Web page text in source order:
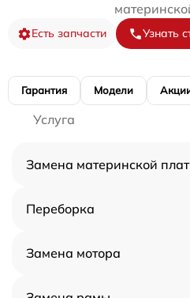
Есть запчасти Узнать
Гарантия Модели
Услуга
Замена материнской
Переборка
Замена мотора